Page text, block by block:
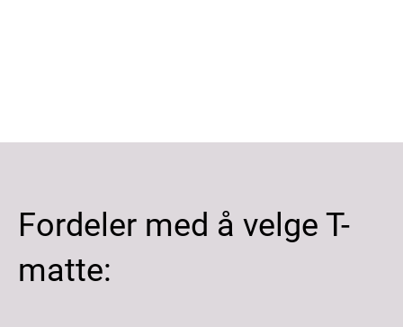
Fordeler med å velge T-
matte: